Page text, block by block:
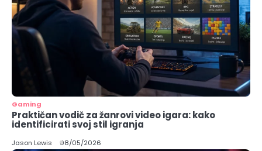
Gaming
Praktičan vodič za žanrovi video igara: kako
identificirati svoj stil igranja
Jason Lewis 08/05/2026